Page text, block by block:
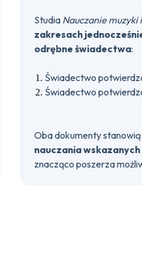
Studia Nauczanie muzyki
zakresach
odrębne świadectwa:
Świadectwo
Świadectwo
Oba dokumenty stanowią
nauczania
znacząco poszerza